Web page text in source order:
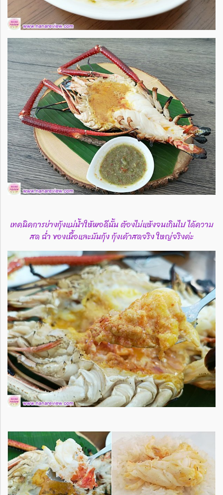
เทคนิคการย่างกุ้งแม่น้ำให้พอดีนั้น ต้องไม่แห้งจนเกินไป ได้ความ
สด ฉ่ำ ของเนื้อและมันกุ้ง กุ้งเค้าสดจริง ใหญ่จริงค่ะ